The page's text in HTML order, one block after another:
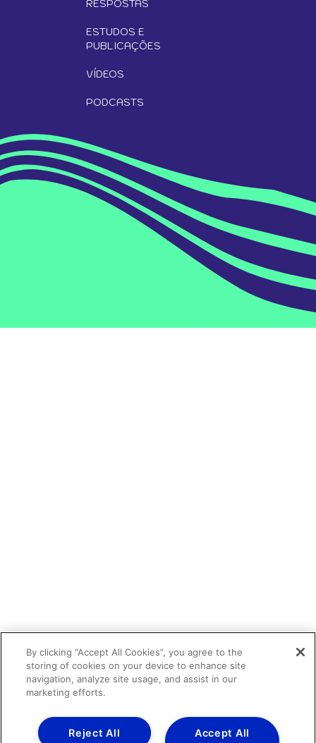
RESPOSTAS
ESTUDOS E
PUBLICAÇÕES
VÍDEOS
PODCASTS
By clicking “Accept All Cookies”, you agree to the
storing of cookies on your device to enhance site
navigation, analyze site usage, and assist in our
marketing efforts.
Accept All
Reject All